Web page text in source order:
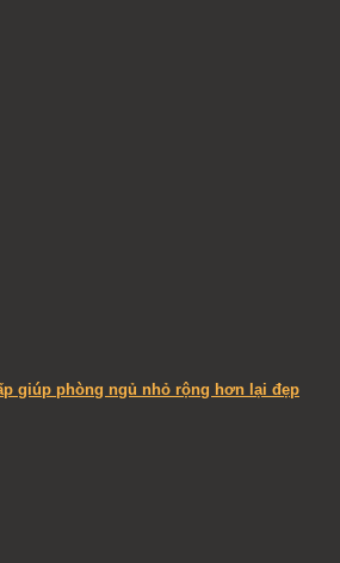
giúp phòng ngủ nhỏ rộng hơn lại đẹp